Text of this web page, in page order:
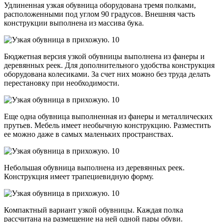
Удлиненная узкая обувница оборудована тремя полками,
расположенными под углом 90 градусов. Внешняя часть
конструкции выполнена из массива бука.
Бюджетная версия узкой обувницы выполнена из фанеры и
деревянных реек. Для дополнительного удобства конструкция
оборудована колесиками. За счет них можно без труда делать
перестановку при необходимости.
Еще одна обувница выполненная из фанеры и металлических
прутьев. Мебель имеет необычную конструкцию. Разместить
ее можно даже в самых маленьких пространствах.
Небольшая обувница выполнена из деревянных реек.
Конструкция имеет трапециевидную форму.
Компактный вариант узкой обувницы. Каждая полка
рассчитана на размещение на ней одной пары обуви.